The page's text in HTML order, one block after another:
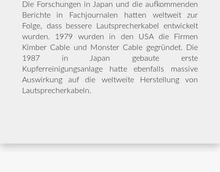
Die Forschungen in Japan und die aufkommenden
Berichte in Fachjournalen hatten weltweit zur
Folge, dass bessere Lautsprecherkabel entwickelt
wurden. 1979 wurden in den USA die Firmen
Kimber Cable und Monster Cable gegründet. Die
1987 in Japan gebaute erste
Kupferreinigungsanlage hatte ebenfalls massive
Auswirkung auf die weltweite Herstellung von
Lautsprecherkabeln.